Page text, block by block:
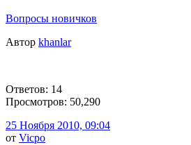
Вопросы новичков
Автор khanlar
Ответов: 14
Просмотров: 50,290
25 Ноября 2010, 09:04
от Vicpo